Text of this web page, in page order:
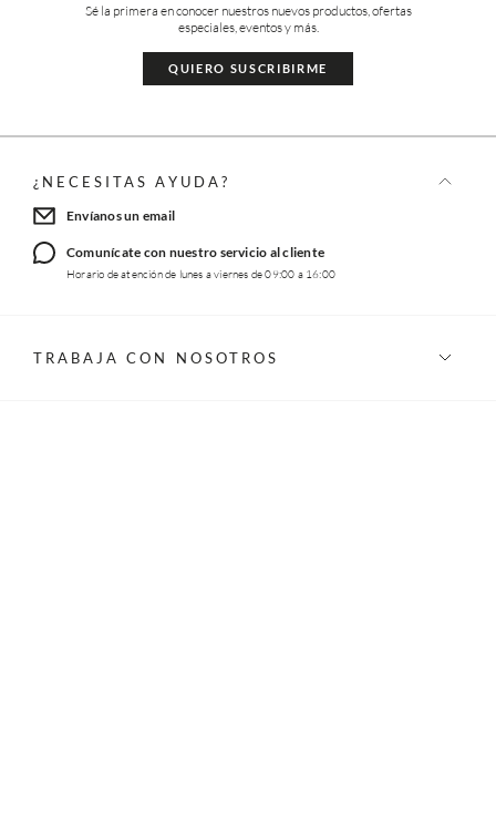
Sé la primera en conocer nuestros nuevos productos, ofertas
especiales, eventos y más.
QUIERO SUSCRIBIRME
¿NECESITAS AYUDA?
Envíanos un email
Comunícate con nuestro servicio al cliente
Horario de atención de lunes a viernes de 09:00 a 16:00
TRABAJA CON NOSOTROS